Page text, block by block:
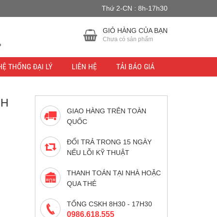
Thứ 2-CN : 8h-17h30
GIỎ HÀNG CỦA BẠN
Chưa có sản phẩm
THỐNG ĐẠI LÝ LIÊN HỆ TẢI BÁO GIÁ
GIAO HÀNG TRÊN TOÀN
QUỐC
ĐỔI TRẢ TRONG 15 NGÀY
NẾU LỖI KỸ THUẬT
THANH TOÁN TẠI NHÀ HOẶC
QUA THẺ
TỔNG CSKH 8H30 - 17H30
0986.618.555
lực.